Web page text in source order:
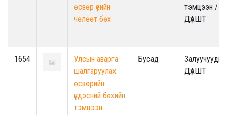
өсвөр үеийн
чөлөөт бөх
тэмцээн /
ДүАШТ
1654
Улсын аварга
шалгаруулах
өсвөрийн
үндэсний бөхийн
тэмцээн
Бусад
Залуучуудын
ДүАШТ